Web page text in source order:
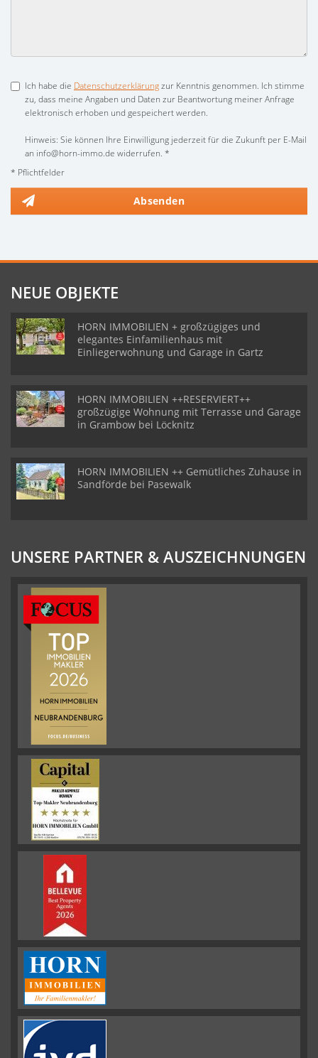
Ich habe die Datenschutzerklärungzur Kenntnis genommen. Ich stimme
zu, dass meine Angaben und Daten zur Beantwortung meiner Anfrage
elektronisch erhoben und gespeichert werden.
Hinweis: Sie können Ihre Einwilligung jederzeit für die Zukunft per E-Mail
an info@horn-immo.de widerrufen. *
* Pflichtfelder
Absenden
NEUE OBJEKTE
HORN IMMOBILIEN + großzügiges und
elegantes Einfamilienhaus mit
Einliegerwohnung und Garage in Gartz
HORN IMMOBILIEN ++RESERVIERT++
großzügige Wohnung mit Terrasse und Garage
in Grambow bei Löcknitz
HORN IMMOBILIEN ++ Gemütliches Zuhause in
Sandförde bei Pasewalk
UNSERE PARTNER & AUSZEICHNUNGEN